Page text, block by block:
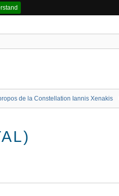
de la Constellation Iannis Xenakis